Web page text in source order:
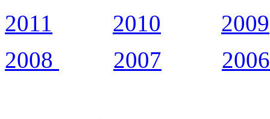
2011
2010
2009
2008
2007 2006